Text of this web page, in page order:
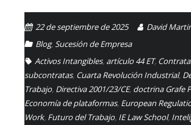
22 de septiembre de 2025
David
Blog,Sucesión de Empresa
Activos Intangibles, artículo 44 ET,
subcontratas, Cuarta Revolución Industrial,
Trabajo, Directiva 2001/23/CE, doctrina Grafe
Economía de plataformas, European
Work, Futuro del Trabajo, IE Law School,